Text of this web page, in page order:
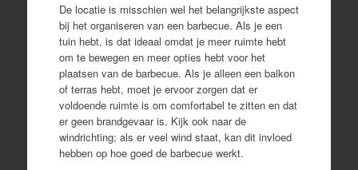
De locatie is misschien wel het belangrijkste aspect
bij het organiseren van een barbecue. Als je een
tuin hebt, is dat ideaal omdat je meer ruimte hebt
om te bewegen en meer opties hebt voor het
plaatsen van de barbecue. Als je alleen een balkon
of terras hebt, moet je ervoor zorgen dat er
voldoende ruimte is om comfortabel te zitten en dat
er geen brandgevaar is. Kijk ook naar de
windrichting; als er veel wind staat, kan dit invloed
hebben op hoe goed de barbecue werkt.